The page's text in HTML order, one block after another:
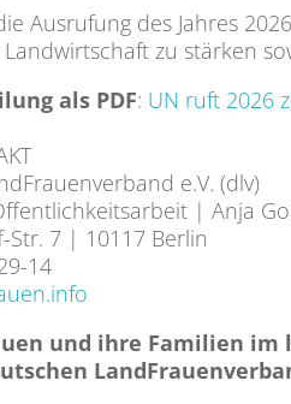
Ausrufung des Jahres
zu stärken
als PDF: UN ruft 2026
e.V. (dlv)
| Anja
Str. 7 | 10117 Berlin
14
und ihre Familien im